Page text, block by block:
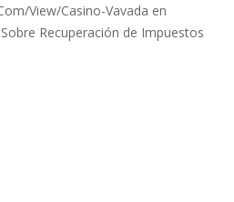
view/Casino-Vavada en
Recuperación de Impuestos